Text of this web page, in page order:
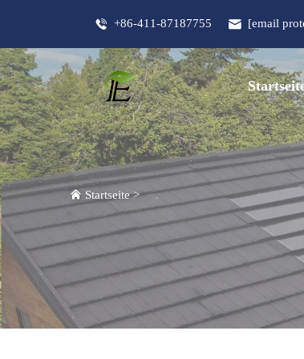
+86-411-87187755 [email
Startseite>